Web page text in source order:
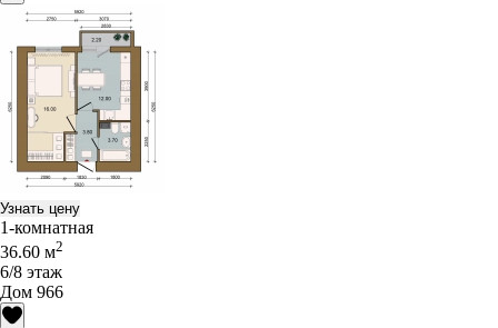
Узнать цену
1-комнатная
36.60 м2
6/8 этаж
Дом 966